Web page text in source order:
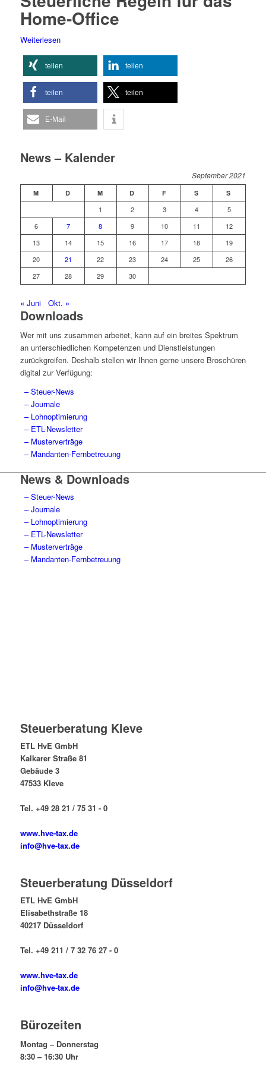
Home-Office
Weiterlesen
teilen teilen
teilen teilen
E-Mail
News – Kalender
September 2021
M D M D F S S
1 2 3 4
5
6
7 8 9 10 11
12
13
14 15 16 17 18
19
20
21 22 23 24 25
26
27
28 29 30
« Juni Okt. »
Downloads
Wer mit uns zusammen arbeitet, kann auf ein breites Spektrum
an unterschiedlichen Kompetenzen und Dienstleistungen
zurückgreifen. Deshalb stellen wir Ihnen gerne unsere Broschüren
digital zur Verfügung:
– Steuer-News
– Journale
– Lohnoptimierung
– ETL-Newsletter
– Musterverträge
– Mandanten-Fernbetreuung
News & Downloads
– Steuer-News
– Journale
– Lohnoptimierung
– ETL-Newsletter
– Musterverträge
– Mandanten-Fernbetreuung
Steuerberatung Kleve
ETL HvE GmbH
Kalkarer Straße 81
Gebäude 3
47533 Kleve
Tel. +49 28 21 / 75 31 - 0
www.hve-tax.de
info@hve-tax.de
Steuerberatung Düsseldorf
ETL HvE GmbH
Elisabethstraße 18
40217 Düsseldorf
Tel. +49 211 / 7 32 76 27 - 0
www.hve-tax.de
info@hve-tax.de
Bürozeiten
Montag – Donnerstag
8:30 – 16:30 Uhr